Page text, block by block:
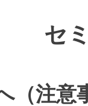
セ
（注意